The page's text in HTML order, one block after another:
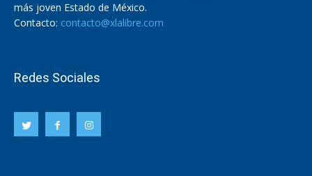
más joven Estado de México.
Contacto: contacto@xlalibre.com
Redes Sociales